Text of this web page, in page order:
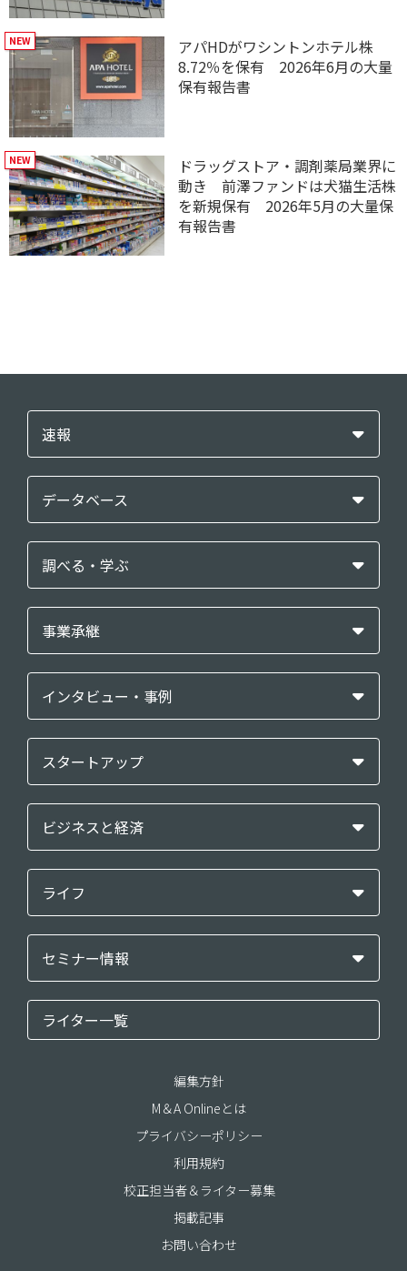
アパHDがワシントンホテル株
8.72％を保有 2026年6月の大量
保有報告書
ドラッグストア・調剤薬局業界に
動き 前澤ファンドは犬猫生活株
を新規保有 2026年5月の大量保
有報告書
速報
データベース
調べる・学ぶ
事業承継
インタビュー・事例
スタートアップ
ビジネスと経済
ライフ
セミナー情報
ライター一覧
編集方針
M＆A Onlineとは
プライバシーポリシー
利用規約
校正担当者＆ライター募集
掲載記事
お問い合わせ